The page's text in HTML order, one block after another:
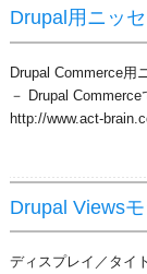
Drupal用ニッ
Drupal Commerce用
－ Drupal
http://www.act-
Drupal Views
ディスプレイ／タイ